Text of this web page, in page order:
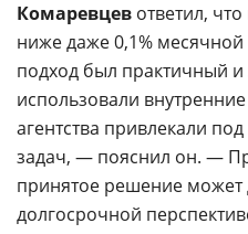
Комаревцев ответил,
ниже даже 0,1%
подход был практичный
использовали
агентства привлекали
задач, — пояснил он. —
принятое решение может
долгосрочной